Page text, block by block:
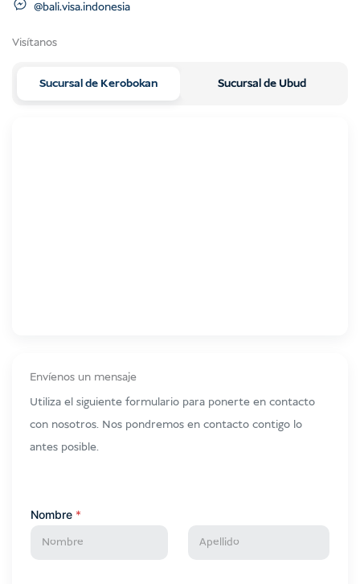
@bali.visa.indonesia
Visítanos
Sucursal de Kerobokan Sucursal de Ubud
Envíenos un mensaje
Utiliza el siguiente formulario para ponerte en contacto
con nosotros. Nos pondremos en contacto contigo lo
antes posible.
Nombre *